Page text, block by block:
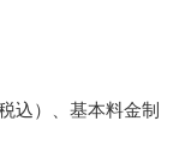
込）、基本料金制